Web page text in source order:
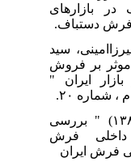
بازارهای
دستباف.
سید
موثر بر فروش
ایران "
۲۰.
۸. - نجارفیروزجایی ، محمد(۱۳۸۴) " بررسی
فرش
ایران